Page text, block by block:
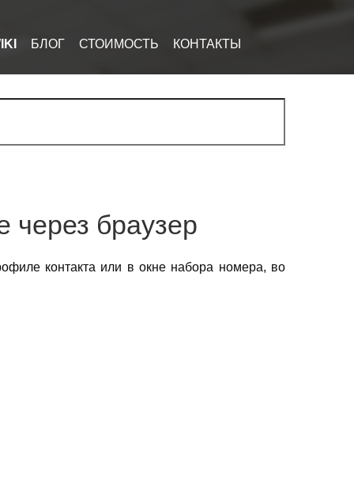
БЛОГ СТОИМОСТЬ КОНТАКТЫ
через браузер
контакта или в окне набора номера, во